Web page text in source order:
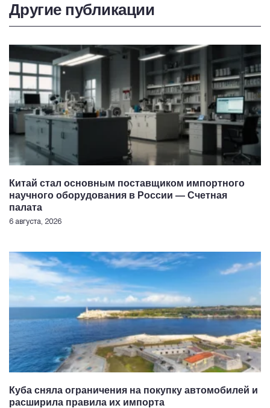
Другие публикации
Китай стал основным поставщиком импортного
научного оборудования в России — Счетная
палата
6 августа, 2026
Куба сняла ограничения на покупку автомобилей и
расширила правила их импорта